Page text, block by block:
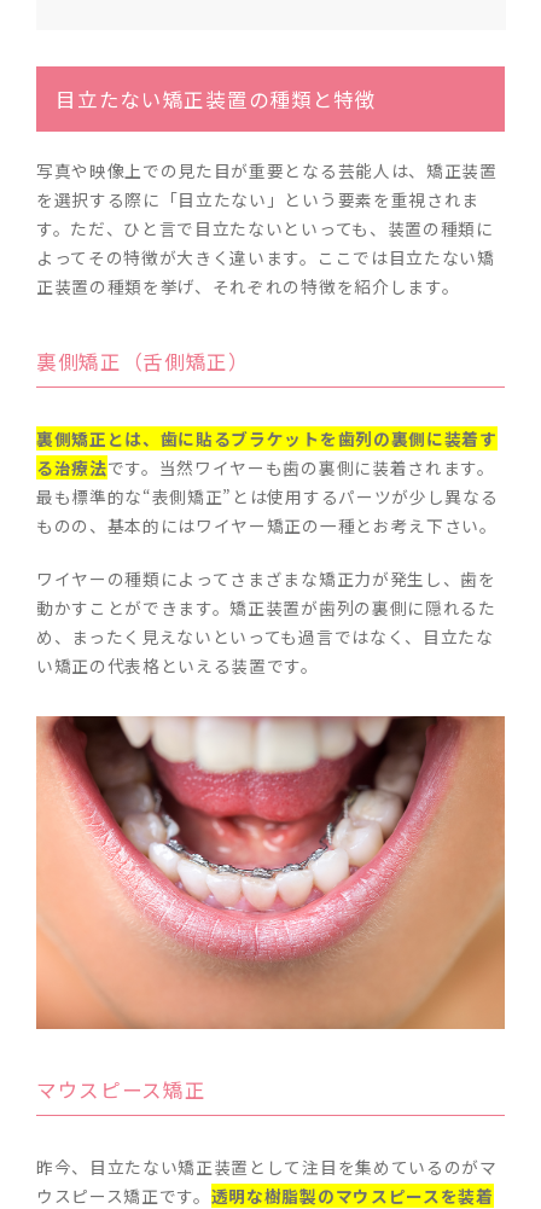
目立たない矯正装置の種類と特徴
写真や映像上での見た目が重要となる芸能人は、矯正装置
を選択する際に「目立たない」という要素を重視されま
す。ただ、ひと言で目立たないといっても、装置の種類に
よってその特徴が大きく違います。ここでは目立たない矯
正装置の種類を挙げ、それぞれの特徴を紹介します。
裏側矯正（舌側矯正）
裏側矯正とは、歯に貼るブラケットを歯列の裏側に装着す
る治療法です。当然ワイヤーも歯の裏側に装着されます。
最も標準的な“表側矯正”とは使用するパーツが少し異なる
ものの、基本的にはワイヤー矯正の一種とお考え下さい。
ワイヤーの種類によってさまざまな矯正力が発生し、歯を
動かすことができます。矯正装置が歯列の裏側に隠れるた
め、まったく見えないといっても過言ではなく、目立たな
い矯正の代表格といえる装置です。
マウスピース矯正
昨今、目立たない矯正装置として注目を集めているのがマ
ウスピース矯正です。 透明な樹脂製のマウスピースを装着